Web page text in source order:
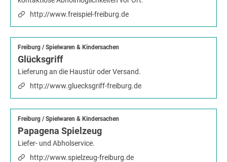
http://www.freispiel-freiburg.de
Freiburg /Spielwaren & Kindersachen
Glücksgriff
Lieferung an die Haustür oder Versand.
http://www.gluecksgriff-freiburg.de
Freiburg /Spielwaren & Kindersachen
Papagena Spielzeug
Liefer- und Abholservice.
http://www.spielzeug-freiburg.de